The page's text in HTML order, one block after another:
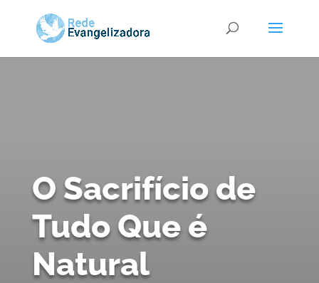
O Sacrifício de
Tudo Que é
Natural